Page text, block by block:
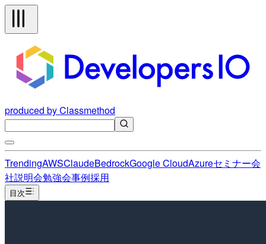
produced by Classmethod
TrendingAWSClaudeBedrockGoogle CloudAzureセミナー会
社説明会勉強会事例採用
目次